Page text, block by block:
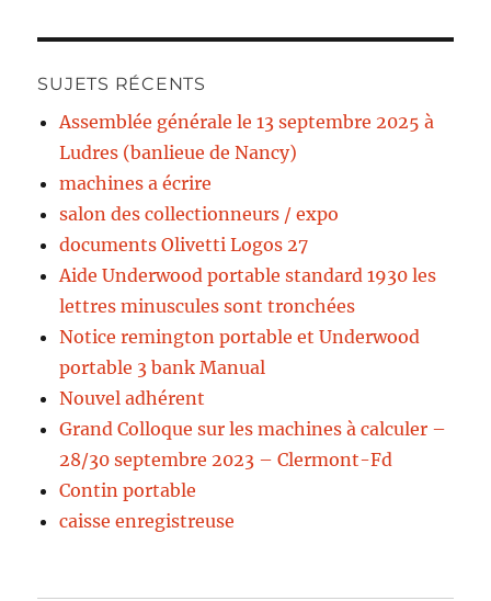
SUJETS RÉCENTS
Assemblée générale le 13 septembre 2025 à
Ludres (banlieue de Nancy)
machines a écrire
salon des collectionneurs / expo
documents Olivetti Logos 27
Aide Underwood portable standard 1930 les
lettres minuscules sont tronchées
Notice remington portable et Underwood
portable 3 bank Manual
Nouvel adhérent
Grand Colloque sur les machines à calculer –
28/30 septembre 2023 – Clermont-Fd
Contin portable
caisse enregistreuse